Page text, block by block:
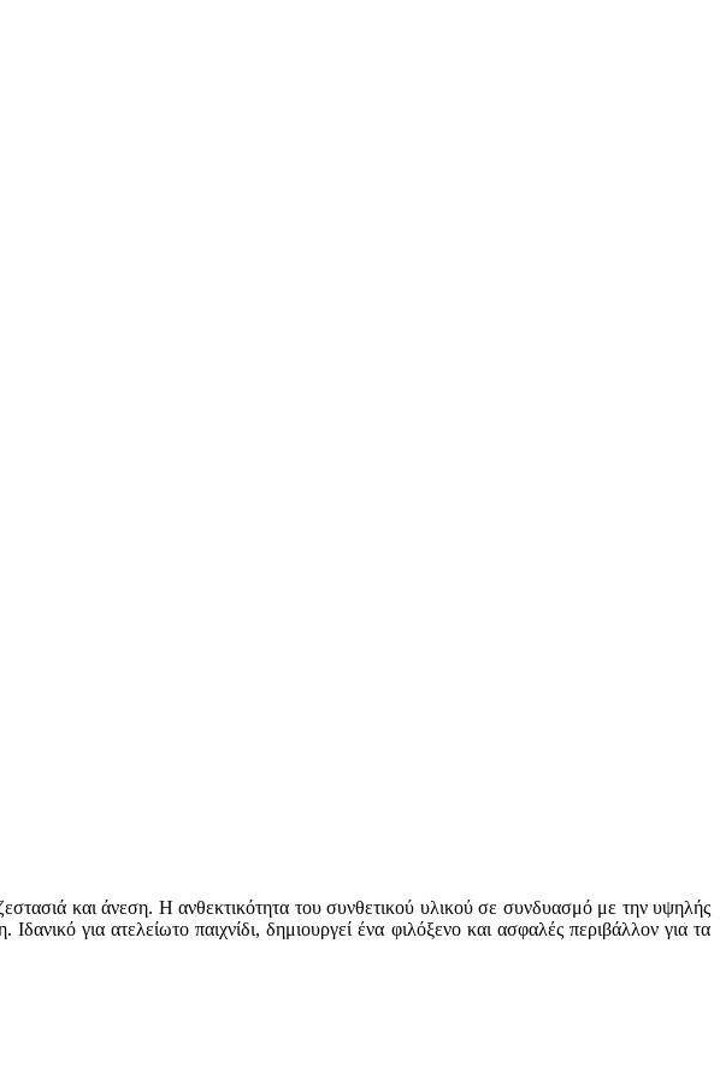
και άνεση. Η ανθεκτικότητα του συνθετικού υλικού σε συνδυασμό με την υψηλής
για ατελείωτο παιχνίδι, δημιουργεί ένα φιλόξενο και ασφαλές περιβάλλον για τα